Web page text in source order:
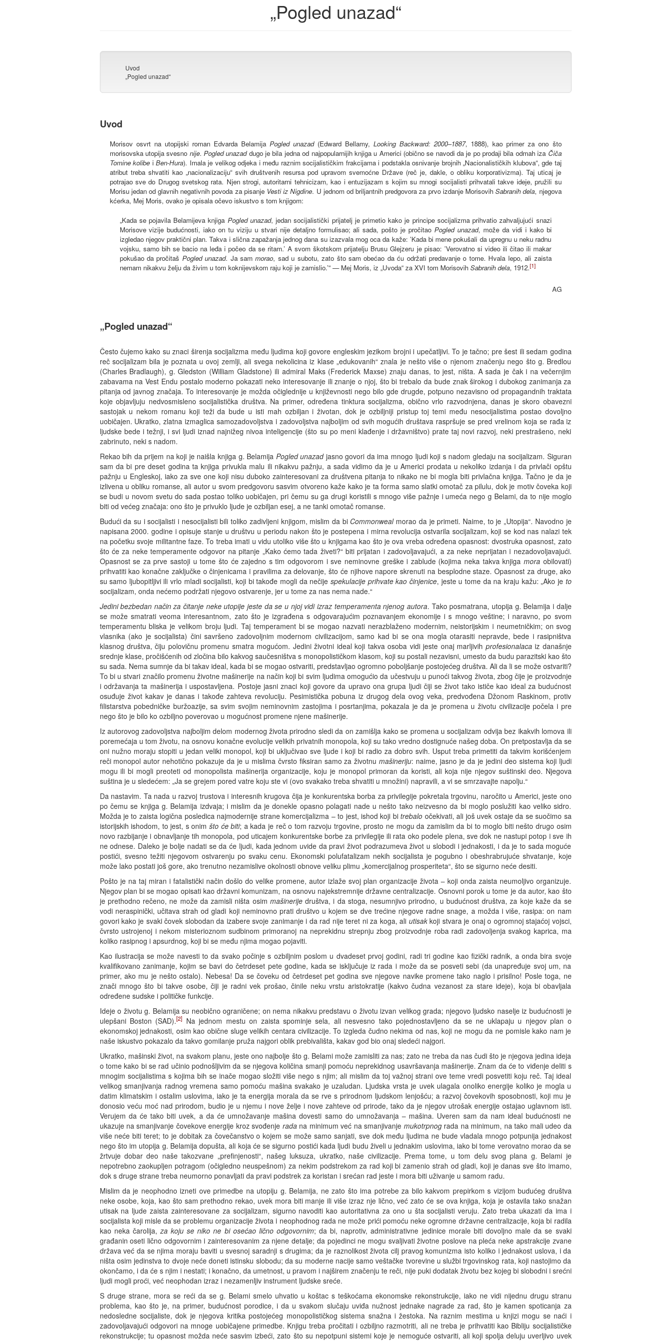
„Pogled unazad“
Uvod
„Pogled unazad“
Uvod
Morisov osvrt na utopijski roman Edvarda Belamija Pogled unazad(Edward Bellamy,Looking Backward: 2000–1887, 1888), kao primer za ono što
morisovska utopija svesno nije. Pogled unazaddugo je bila jedna od najpopularnijih knjiga u Americi (obično se navodi da je po prodaji bila odmah iza Čiča
Tomine kolibe i Ben-Hura). Imala je velikog odjeka i među raznim socijalističkim frakcijama i podstakla osnivanje brojnih „Nacionalističkih klubova“, gde taj
atribut treba shvatiti kao „nacionalizaciju“ svih društvenih resursa pod upravom svemoćne Države (reč je, dakle, o obliku korporativizma). Taj uticaj je
potrajao sve do Drugog svetskog rata. Njen strogi, autoritarni tehnicizam, kao i entuzijazam s kojim su mnogi socijalisti prihvatali takve ideje, pružili su
Morisu jedan od glavnih negativnih povoda za pisanje Vesti iz Nigdine. U jednom od briljantnih predgovora za prvo izdanje MorisovihSabranih dela, njegova
kćerka, Mej Moris, ovako je opisala očevo iskustvo s tom knjigom:
„Kada se pojavila Belamijeva knjiga Pogled unazad, jedan socijalistički prijatelj je primetio kako je principe socijalizma prihvatio zahvaljujući snazi
Morisove vizije budućnosti, iako on tu viziju u stvari nije detaljno formulisao; ali sada, pošto je pročitaoPogled unazad, može da vidi i kako bi
izgledao njegov praktični plan. Takva i slična zapažanja jednog dana su izazvala mog oca da kaže: ’Kada bi mene pokušali da upregnu u neku radnu
vojsku, samo bih se bacio na leđa i počeo da se ritam.’ A svom škotskom prijatelju Brusu Glejzeru je pisao: ’Verovatno si video ili čitao ili makar
pokušao da pročitaš Pogled unazad. Ja sammorao, sad u subotu, zato što sam obećao da ću održati predavanje o tome. Hvala lepo, ali zaista
nemam nikakvu želju da živim u tom koknijevskom raju koji je zamislio.’“ — Mej Moris, iz „Uvoda“ za XVI tom Morisovih Sabranih dela, 1912.[1]
AG
„Pogled unazad“
Često čujemo kako su znaci širenja socijalizma među ljudima koji govore engleskim jezikom brojni i upečatljivi. To je tačno; pre šest ili sedam godina
reč socijalizam bila je poznata u ovoj zemlji, ali svega nekolicina iz klase „edukovanih“ znala je nešto više o njenom značenju nego što g. Bredlou
(Charles Bradlaugh), g. Gledston (William Gladstone) ili admiral Maks (Frederick Maxse) znaju danas, to jest, ništa. A sada je čak i na večernjim
zabavama na Vest Endu postalo moderno pokazati neko interesovanje ili znanje o njoj, što bi trebalo da bude znak širokog i dubokog zanimanja za
pitanja od javnog značaja. To interesovanje je možda očiglednije u književnosti nego bilo gde drugde, potpuno nezavisno od propagandnih traktata
koje objavljuju nedvosmisleno socijalistička društva. Na primer, određena tinktura socijalizma, obično vrlo razvodnjena, danas je skoro obavezni
sastojak u nekom romanu koji teži da bude u isti mah ozbiljan i životan, dok je ozbiljniji pristup toj temi među nesocijalistima postao dovoljno
uobičajen. Ukratko, zlatna izmaglica samozadovoljstva i zadovoljstva najboljim od svih mogućih društava raspršuje se pred vrelinom koja se rađa iz
ljudske bede i težnji, i svi ljudi iznad najnižeg nivoa inteligencije (što su po meni klađenje i državništvo) prate taj novi razvoj, neki prestrašeno, neki
zabrinuto, neki s nadom.
Rekao bih da prijem na koji je naišla knjiga g. Belamija Pogled unazadjasno govori da ima mnogo ljudi koji s nadom gledaju na socijalizam. Siguran
sam da bi pre deset godina ta knjiga privukla malu ili nikakvu pažnju, a sada vidimo da je u Americi prodata u nekoliko izdanja i da privlači opštu
pažnju u Engleskoj, iako za sve one koji nisu duboko zainteresovani za društvena pitanja to nikako ne bi mogla biti privlačna knjiga. Tačno je da je
izlivena u obliku romanse, ali autor u svom predgovoru sasvim otvoreno kaže kako je ta forma samo slatki omotač za pilulu, dok je motiv čoveka koji
se budi u novom svetu do sada postao toliko uobičajen, pri čemu su ga drugi koristili s mnogo više pažnje i umeća nego g Belami, da to nije moglo
biti od većeg značaja: ono što je privuklo ljude je ozbiljan esej, a ne tanki omotač romanse.
Budući da su i socijalisti i nesocijalisti bili toliko zadivljeni knjigom, mislim da bi Commonwealmorao da je primeti. Naime, to je „Utopija“. Navodno je
napisana 2000. godine i opisuje stanje u društvu u periodu nakon što je postepena i mirna revolucija ostvarila socijalizam, koji se kod nas nalazi tek
na početku svoje militantne faze. To treba imati u vidu utoliko više što u knjigama kao što je ova vreba određena opasnost: dvostruka opasnost, zato
što će za neke temperamente odgovor na pitanje „Kako ćemo tada živeti?“ biti prijatan i zadovoljavajući, a za neke neprijatan i nezadovoljavajući.
Opasnost se za prve sastoji u tome što će zajedno s tim odgovorom i sve neminovne greške i zablude (kojima neka takva knjiga moraobilovati)
prihvatiti kao konačne zaključke o činjenicama i pravilima za delovanje, što će njihove napore skrenuti na besplodne staze. Opasnost za druge, ako
su samo ljubopitljivi ili vrlo mladi socijalisti, koji bi takođe mogli da nečije spekulacije prihvate kao činjenice, jeste u tome da na kraju kažu: „Ako je to
socijalizam, onda nećemo podržati njegovo ostvarenje, jer u tome za nas nema nade.“
Jedini bezbedan način za čitanje neke utopije jeste da se u njoj vidi izraz temperamenta njenog autora. Tako posmatrana, utopija g. Belamija i dalje
se može smatrati veoma interesantnom, zato što je izgrađena s odgovarajućim poznavanjem ekonomije i s mnogo veštine; i naravno, po svom
temperamentu bliska je velikom broju ljudi. Taj temperament bi se mogao nazvati nerazblaženo modernim, neistorijskim i neumetničkim; on svog
vlasnika (ako je socijalista) čini savršeno zadovoljnim modernom civilizacijom, samo kad bi se ona mogla otarasiti nepravde, bede i rasipništva
klasnog društva, čiju polovičnu promenu smatra mogućom. Jedini životni ideal koji takva osoba vidi jeste onaj marljivih profesionalacaiz današnje
srednje klase, pročišćenih od zločina bilo kakvog saučesništva s monopolističkom klasom, koji su postali nezavisni, umesto da budu parazitski kao što
su sada. Nema sumnje da bi takav ideal, kada bi se mogao ostvariti, predstavljao ogromno poboljšanje postojećeg društva. Ali da li se može ostvariti?
To bi u stvari značilo promenu životne mašinerije na način koji bi svim ljudima omogućio da učestvuju u punoći takvog života, zbog čije je proizvodnje
i održavanja ta mašinerija i uspostavljena. Postoje jasni znaci koji govore da upravo ona grupa ljudi čiji se život tako ističe kao ideal za budućnost
osuđuje život kakav je danas i takođe zahteva revoluciju. Pesimistička pobuna iz drugog dela ovog veka, predvođena Džonom Raskinom, protiv
filistarstva pobedničke buržoazije, sa svim svojim neminovnim zastojima i posrtanjima, pokazala je da je promena u životu civilizacije počela i pre
nego što je bilo ko ozbiljno poverovao u mogućnost promene njene mašinerije.
Iz autorovog zadovoljstva najboljim delom modernog života prirodno sledi da on zamišlja kako se promena u socijalizam odvija bez ikakvih lomova ili
poremećaja u tom životu, na osnovu konačne evolucije velikih privatnih monopola, koji su tako vredno dostignuće našeg doba. On pretpostavlja da se
oni nužno moraju stopiti u jedan veliki monopol, koji bi uključivao sve ljude i koji bi radio za dobro svih. Usput treba primetiti da takvim korišćenjem
reči monopol autor nehotično pokazuje da je u mislima čvrsto fiksiran samo za životnumašineriju: naime, jasno je da je jedini deo sistema koji ljudi
mogu ili bi mogli preoteti od monopolista mašinerija organizacije, koju je monopol primoran da koristi, ali koja nije njegov suštinski deo. Njegova
suština je u sledećem: „Ja se grejem pored vatre koju ste vi (ovo svakako treba shvatiti u množini) napravili, a vi se smrzavajte napolju.“
Da nastavim. Ta nada u razvoj trustova i interesnih krugova čija je konkurentska borba za privilegije pokretala trgovinu, naročito u Americi, jeste ono
po čemu se knjiga g. Belamija izdvaja; i mislim da je donekle opasno polagati nade u nešto tako neizvesno da bi moglo poslužiti kao veliko sidro.
Možda je to zaista logična posledica najmodernije strane komercijalizma – to jest, ishod koji bitrebalo očekivati, ali još uvek ostaje da se suočimo sa
istorijskih ishodom, to jest, s onimšto će biti; a kada je reč o tom razvoju trgovine, prosto ne mogu da zamislim da bi to moglo biti nešto drugo osim
novo razbijanje i obnavljanje tih monopola, pod uticajem konkurentske borbe za privilegije ili rata oko podele plena, sve dok ne nastupi potop i sve ih
ne odnese. Daleko je bolje nadati se da će ljudi, kada jednom uvide da pravi život podrazumeva život u slobodi i jednakosti, i da je to sada moguće
postići, svesno težiti njegovom ostvarenju po svaku cenu. Ekonomski polufatalizam nekih socijalista je pogubno i obeshrabrujuće shvatanje, koje
može lako postati još gore, ako trenutno nezamislive okolnosti obnove veliku plimu „komercijalnog prosperiteta“, što se sigurno neće desiti.
Pošto je na taj miran i fatalistički način došlo do velike promene, autor izlaže svoj plan organizacije života – koji onda zaista neumoljivo organizuje.
Njegov plan bi se mogao opisati kao državni komunizam, na osnovu najekstremnije državne centralizacije. Osnovni porok u tome je da autor, kao što
je prethodno rečeno, ne može da zamisli ništa osim mašinerijedruštva, i da stoga, nesumnjivo prirodno, u budućnost društva, za koje kaže da se
vodi neraspinički, učitava strah od gladi koji neminovno prati društvo u kojem se dve trećine njegove radne snage, a možda i više, rasipa: on nam
govori kako je svaki čovek slobodan da izabere svoje zanimanje i da rad nije teret ni za koga, ali utisakkoji stvara je onaj o ogromnoj stajaćoj vojsci,
čvrsto ustrojenoj i nekom misterioznom sudbinom primoranoj na neprekidnu strepnju zbog proizvodnje roba radi zadovoljenja svakog kaprica, ma
koliko rasipnog i apsurdnog, koji bi se među njima mogao pojaviti.
Kao ilustracija se može navesti to da svako počinje s ozbiljnim poslom u dvadeset prvoj godini, radi tri godine kao fizički radnik, a onda bira svoje
kvalifikovano zanimanje, kojim se bavi do četrdeset pete godine, kada se isključuje iz rada i može da se posveti sebi (da unapređuje svoj um, na
primer, ako mu je nešto ostalo). Nebesa! Da se čoveku od četrdeset pet godina sve njegove navike promene tako naglo i prisilno! Posle toga, ne
znači mnogo što bi takve osobe, čiji je radni vek prošao, činile neku vrstu aristokratije (kakvo čudna vezanost za stare ideje), koja bi obavljala
određene sudske i političke funkcije.
Ideje o životu g. Belamija su neobično ograničene; on nema nikakvu predstavu o životu izvan velikog grada; njegovo ljudsko naselje iz budućnosti je
ulepšani Boston (SAD).[2] Na jednom mestu on zaista spominje sela, ali nesvesno tako pojednostavljeno da se ne uklapaju u njegov plan o
ekonomskoj jednakosti, osim kao obične sluge velikih centara civilizacije. To izgleda čudno nekima od nas, koji ne mogu da ne pomisle kako nam je
naše iskustvo pokazalo da takvo gomilanje pruža najgori oblik prebivališta, kakav god bio onaj sledeći najgori.
Ukratko, mašinski život, na svakom planu, jeste ono najbolje što g. Belami može zamisliti za nas; zato ne treba da nas čudi što je njegova jedina ideja
o tome kako bi se rad učinio podnošljivim da se njegova količina smanji pomoću neprekidnog usavršavanja mašinerije. Znam da će to viđenje deliti s
mnogim socijalistima s kojima bih se inače mogao složiti više nego s njim; ali mislim da toj važnoj strani ove teme vredi posvetiti koju reč. Taj ideal
velikog smanjivanja radnog vremena samo pomoću mašina svakako je uzaludan. Ljudska vrsta je uvek ulagala onoliko energije koliko je mogla u
datim klimatskim i ostalim uslovima, iako je ta energija morala da se rve s prirodnom ljudskom lenjošću; a razvoj čovekovih sposobnosti, koji mu je
donosio veću moć nad prirodom, budio je u njemu i nove želje i nove zahteve od prirode, tako da je njegov utrošak energije ostajao uglavnom isti.
Verujem da će tako biti uvek, a da će umnožavanje mašina dovesti samo do umnožavanja – mašina. Uveren sam da nam ideal budućnosti ne
ukazuje na smanjivanje čovekove energije kroz svođenje radana minimum već na smanjivanje mukotrpnograda na minimum, na tako mali udeo da
više neće biti teret; to je dobitak za čovečanstvo o kojem se može samo sanjati, sve dok među ljudima ne bude vladala mnogo potpunija jednakost
nego što im utopija g. Belamija dopušta, ali koja će se sigurno postići kada ljudi budu živeli u jednakim uslovima, iako bi tome verovatno morao da se
žrtvuje dobar deo naše takozvane „prefinjenosti“, našeg luksuza, ukratko, naše civilizacije. Prema tome, u tom delu svog plana g. Belami je
nepotrebno zaokupljen potragom (očigledno neuspešnom) za nekim podstrekom za rad koji bi zamenio strah od gladi, koji je danas sve što imamo,
dok s druge strane treba neumorno ponavljati da pravi podstrek za koristan i srećan rad jeste i mora biti uživanje u samom radu.
Mislim da je neophodno izneti ove primedbe na utopiju g. Belamija, ne zato što ima potrebe za bilo kakvom prepirkom s vizijom budućeg društva
neke osobe, koja, kao što sam prethodno rekao, uvek mora biti manje ili više izraz nje lično, već zato će se ova knjiga, koja je ostavila tako snažan
utisak na ljude zaista zainteresovane za socijalizam, sigurno navoditi kao autoritativna za ono u šta socijalisti veruju. Zato treba ukazati da ima i
socijalista koji misle da se problemu organizacije života i neophodnog rada ne može prići pomoću neke ogromne državne centralizacije, koja bi radila
kao neka čarolija, za koju se niko ne bi osećao lično odgovornim; da bi, naprotiv, administrativne jedinice morale biti dovoljno male da se svaki
građanin oseti lično odgovornim i zainteresovanim za njene detalje; da pojedinci ne mogu svaljivati životne poslove na pleća neke apstrakcije zvane
država već da se njima moraju baviti u svesnoj saradnji s drugima; da je raznolikost života cilj pravog komunizma isto koliko i jednakost uslova, i da
ništa osim jedinstva to dvoje neće doneti istinsku slobodu; da su moderne nacije samo veštačke tvorevine u službi trgovinskog rata, koji nastojimo da
okončamo, i da će s njim i nestati; i konačno, da umetnost, u pravom i najširem značenju te reči, nije puki dodatak životu bez kojeg bi slobodni i srećni
ljudi mogli proći, već neophodan izraz i nezamenljiv instrument ljudske sreće.
S druge strane, mora se reći da se g. Belami smelo uhvatio u koštac s teškoćama ekonomske rekonstrukcije, iako ne vidi nijednu drugu stranu
problema, kao što je, na primer, budućnost porodice, i da u svakom slučaju uviđa nužnost jednake nagrade za rad, što je kamen spoticanja za
nedosledne socijaliste, dok je njegova kritika postojećeg monopolističkog sistema snažna i žestoka. Na raznim mestima u knjizi mogu se naći i
zadovoljavajući odgovori na mnoge uobičajene primedbe. Knjigu treba pročitati i ozbiljno razmotriti, ali ne treba je prihvatiti kao Bibliju socijalističke
rekonstrukcije; tu opasnost možda neće sasvim izbeći, zato što su nepotpuni sistemi koje je nemoguće ostvariti, ali koji spolja deluju uverljivo uvek